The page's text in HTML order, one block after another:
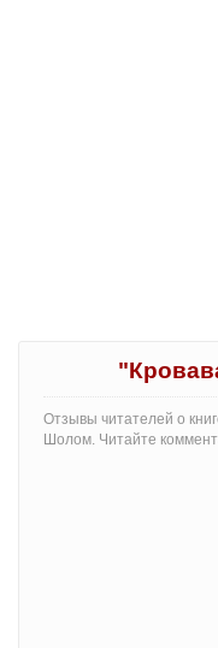
Отзывы читателей о
Шолом. Читайте